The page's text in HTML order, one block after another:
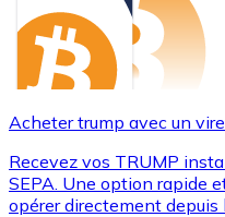
Acheter trump avec un
Recevez vos TRUMP
SEPA. Une option rapide
opérer directement depuis